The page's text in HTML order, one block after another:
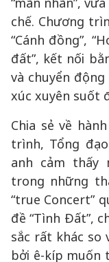
chế. Chương
“Cánh đồng”,
đất”, kết nối
và chuyển
xúc xuyên suốt
Chia sẻ về
trình, Tổng
anh cảm thấy
trong những
“true Concert”
đề “Tình Đất”,
sắc rất khác so
bởi ê-kíp muốn